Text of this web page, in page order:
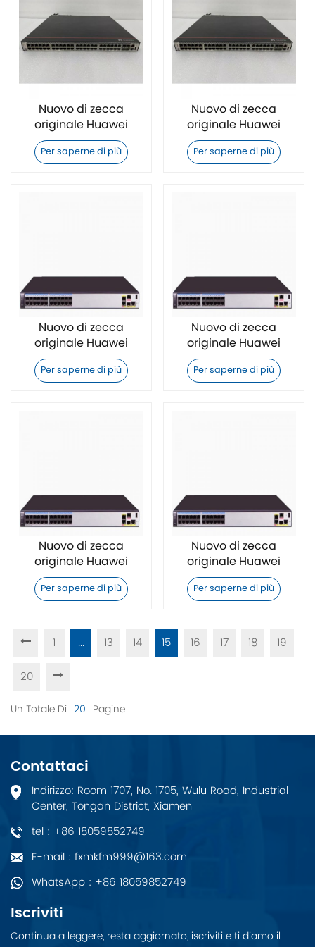
Nuovo di zecca
originale Huawei
S1730S-S24T4X-A1
Switch
Per saperne di più
Nuovo di zecca
originale Huawei
S1730S-S24T4X-QA2
Switch
Per saperne di più
Nuovo di zecca
originale Huawei
S5731S-H48T4S-A
Switch
Per saperne di più
Nuovo di zecca
originale Huawei
S5731S-H24T4S-A
Switch
Per saperne di più
Nuovo di zecca
originale Huawei
S5731S-S48T4X-A
Switch
Per saperne di più
Nuovo di zecca
originale Huawei
S5731S-S24T4X-A
Switch
Per saperne di più
1 ... 13 14 15 16 17 18
19
20
Un Totale Di 20 Pagine
Contattaci
Indirizzo: Room 1707, No. 1705, Wulu Road, Industrial
Center, Tongan District, Xiamen
tel : +86 18059852749
E-mail : fxmkfm999@163.com
WhatsApp : +86 18059852749
Iscriviti
Continua a leggere, resta aggiornato, iscriviti e ti diamo il